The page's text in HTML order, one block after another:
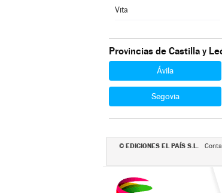
Vita
Provincias de Castilla y
Ávila
Segovia
© EDICIONES EL PAÍS S.L.